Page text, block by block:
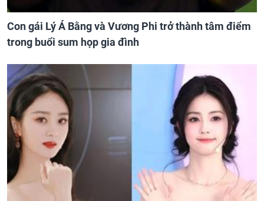
Con gái Lý Á Bằng và Vương Phi trở thành tâm điểm
trong buổi sum họp gia đình